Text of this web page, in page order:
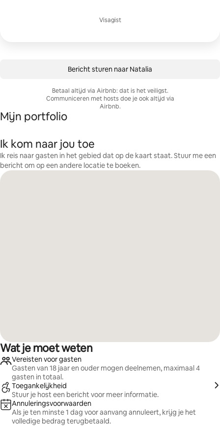
Visagist
Bericht sturen naar Natalia
Betaal altijd via Airbnb: dat is het veiligst.
Communiceren met hosts doe je ook altijd via
Airbnb.
Mijn portfolio
Ik kom naar jou toe
Ik reis naar gasten in het gebied dat op de kaart staat. Stuur me een
bericht om op een andere locatie te boeken.
Wat je moet weten
Vereisten voor gasten
Gasten van 18 jaar en ouder mogen deelnemen, maximaal 4
gasten in totaal.
Toegankelijkheid
Stuur je host een bericht voor meer informatie.
Annuleringsvoorwaarden
Als je ten minste 1 dag voor aanvang annuleert, krijg je het
volledige bedrag terugbetaald.